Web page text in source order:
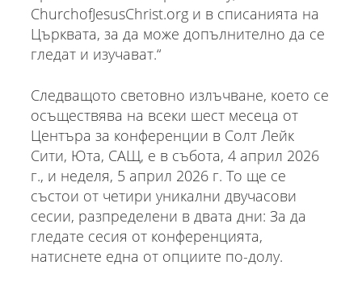
ChurchofJesusChrist.org и в списанията на
Църквата, за да може допълнително да се
гледат и изучават.“
Следващото световно излъчване, което се
осъществява на всеки шест месеца от
Центъра за конференции в Солт Лейк
Сити, Юта, САЩ, е в събота, 4 април 2026
г., и неделя, 5 април 2026 г. То ще се
състои от четири уникални двучасови
сесии, разпределени в двата дни: За да
гледате сесия от конференцията,
натиснете една от опциите по-долу.